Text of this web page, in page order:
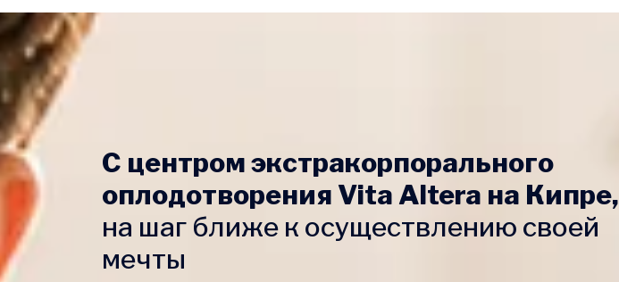
С центром экстракорпорального
оплодотворения Vita Altera на Кипре,
на шаг ближе к осуществлению своей
мечты